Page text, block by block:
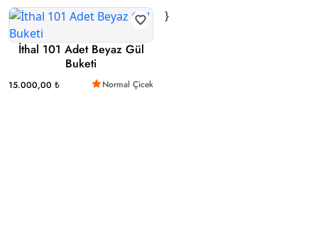
İthal 101 Adet Beyaz Gül
Buketi
15.000,00 ₺ Normal Çicek
}